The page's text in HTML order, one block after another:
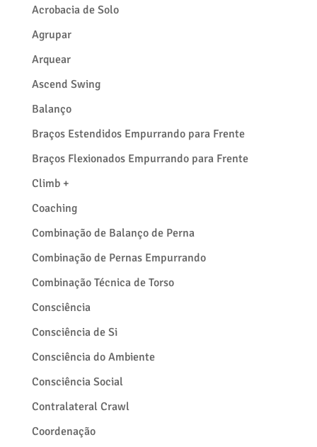
Acrobacia de Solo
Agrupar
Arquear
Ascend Swing
Balanço
Braços Estendidos Empurrando para Frente
Braços Flexionados Empurrando para Frente
Climb +
Coaching
Combinação de Balanço de Perna
Combinação de Pernas Empurrando
Combinação Técnica de Torso
Consciência
Consciência de Si
Consciência do Ambiente
Consciência Social
Contralateral Crawl
Coordenação